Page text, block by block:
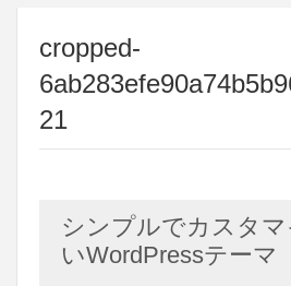
cropped-
21
シンプルでカスタ
いWordPressテーマ